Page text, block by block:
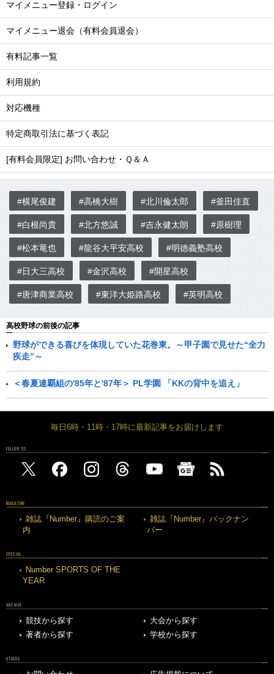
マイメニュー登録・ログイン
マイメニュー退会（有料会員退会）
有料記事一覧
利用規約
対応機種
特定商取引法に基づく表記
[有料会員限定] お問い合わせ・Ｑ＆Ａ
#横尾俊建 #高橋大樹 #北川倫太郎 #釜田佳直
#白根尚貴 #北方悠誠 #吉永健太朗 #原樹理
#松本竜也 #龍谷大平安高校 #明徳義塾高校
#日大三高校 #金沢高校 #開星高校
#唐津商業高校 #東洋大姫路高校 #英明高校
高校野球の前後の記事
野球ができる喜びを体現していた花巻東。～甲子園で見せた“全力
疾走”～
＜春夏連覇組の'85年と'87年＞ PL学園 「KKの背中を追え」
毎日6時・11時・17時に最新記事をお届けします
FOLLOW US
MAGAZINE
雑誌『Number』購読のご案
内
雑誌『Number』バックナン
バー
SPECIAL
Number SPORTS OF THE
YEAR
ARCHIVE
競技から探す
大会から探す
著者から探す
学校から探す
OTHERS